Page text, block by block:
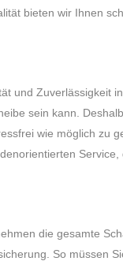
bieten wir Ihnen
und Zuverlässigkeit
sein kann.
wie möglich zu
Service,
die gesamte
So müssen